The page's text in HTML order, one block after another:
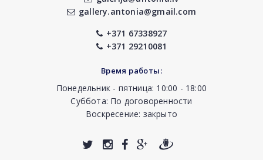
gallery.antonia@gmail.com
+371 67338927
+371 29210081
Время работы:
Понедельник - пятница: 10:00 - 18:00
Суббота: По договоренности
Воскресение: закрыто